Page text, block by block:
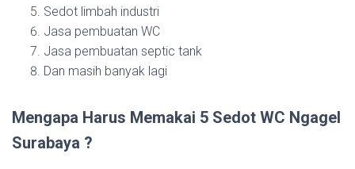
Sedot limbah industri
Jasa pembuatan WC
Jasa pembuatan septic tank
Dan masih banyak lagi
Mengapa Harus Memakai 5 Sedot WC Ngagel
Surabaya ?